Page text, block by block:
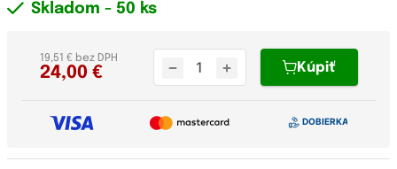
Skladom - 50 ks
24,00 €
19,51 € bez DPH
Kúpiť